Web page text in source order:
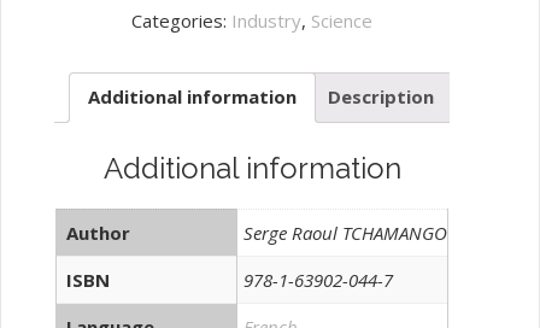
d’une
tannerie
l’efficacité
de
Categories: Industry, Science
Additional information Description
Additional information
Author
Serge Raoul TCHAMANGO
ISBN
978-1-63902-044-7